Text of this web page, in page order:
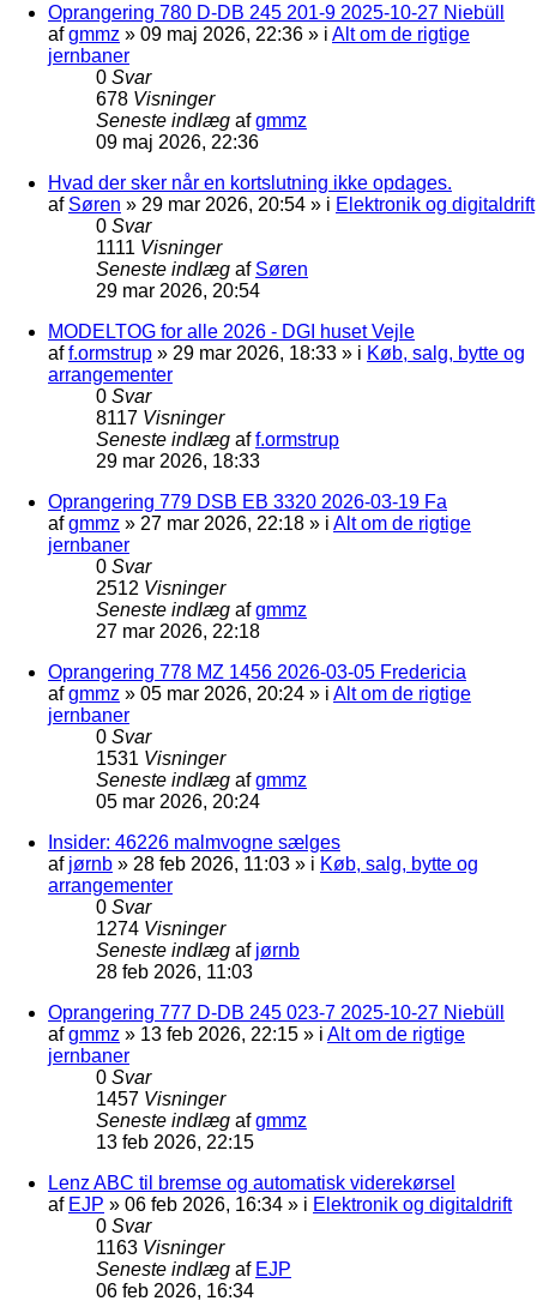
Oprangering 780 D-DB 245 201-9 2025-10-27 Niebüll
afgmmz » 09 maj 2026, 22:36 » i Alt om de rigtige
jernbaner
0 Svar
678 Visninger
Seneste indlæg afgmmz
09 maj 2026, 22:36
Hvad der sker når en kortslutning ikke opdages.
af Søren » 29 mar 2026, 20:54 » i Elektronik og digitaldrift
0 Svar
1111 Visninger
Seneste indlæg af Søren
29 mar 2026, 20:54
MODELTOG for alle 2026 - DGI huset Vejle
aff.ormstrup » 29 mar 2026, 18:33 » i Køb, salg, bytte og
arrangementer
0 Svar
8117 Visninger
Seneste indlæg aff.ormstrup
29 mar 2026, 18:33
Oprangering 779 DSB EB 3320 2026-03-19 Fa
afgmmz » 27 mar 2026, 22:18 » i Alt om de rigtige
jernbaner
0 Svar
2512 Visninger
Seneste indlæg afgmmz
27 mar 2026, 22:18
Oprangering 778 MZ 1456 2026-03-05 Fredericia
afgmmz » 05 mar 2026, 20:24 » i Alt om de rigtige
jernbaner
0 Svar
1531 Visninger
Seneste indlæg afgmmz
05 mar 2026, 20:24
Insider: 46226 malmvogne sælges
af jørnb » 28 feb 2026, 11:03 » i Køb, salg, bytte og
arrangementer
0 Svar
1274 Visninger
Seneste indlæg af jørnb
28 feb 2026, 11:03
Oprangering 777 D-DB 245 023-7 2025-10-27 Niebüll
afgmmz » 13 feb 2026, 22:15 » i Alt om de rigtige
jernbaner
0 Svar
1457 Visninger
Seneste indlæg afgmmz
13 feb 2026, 22:15
Lenz ABC til bremse og automatisk viderekørsel
af EJP » 06 feb 2026, 16:34 » i Elektronik og digitaldrift
0 Svar
1163 Visninger
Seneste indlæg af EJP
06 feb 2026, 16:34